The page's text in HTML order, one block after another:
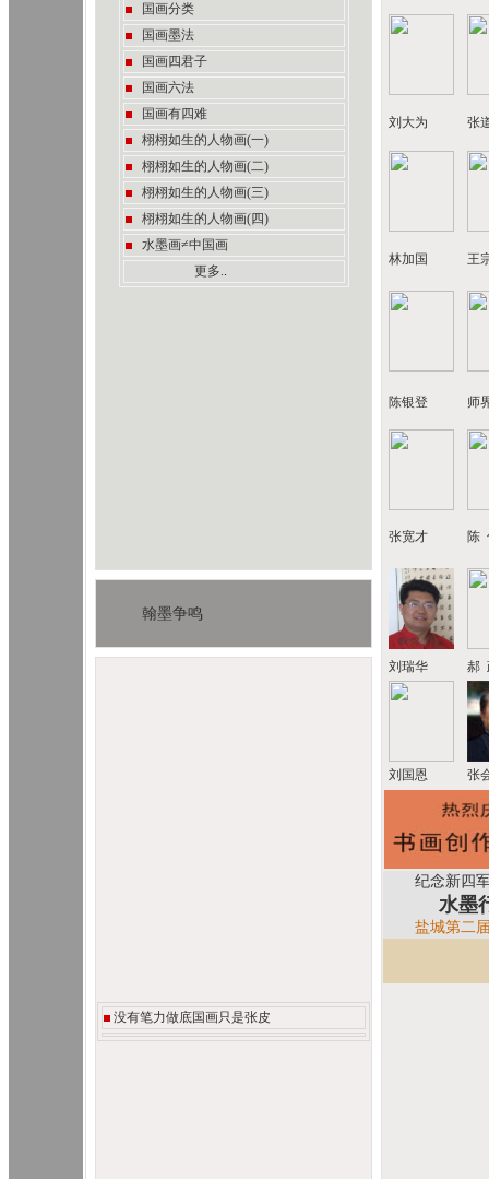
国画分类
国画墨法
国画四君子
国画六法
国画有四难
栩栩如生的人物画(一)
栩栩如生的人物画(二)
栩栩如生的人物画(三)
栩栩如生的人物画(四)
水墨画≠中国画
更多..
刘大为 张
林加国 王
陈银登 师
张宽才 陈
刘瑞华 郝
刘国恩 张
纪念新四军
水墨
盐城第二届
翰墨争鸣
没有笔力做底国画只是张皮